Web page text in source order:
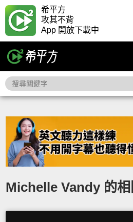
希平方
攻其不背
App 開放下載中
Michelle Vandy 的相